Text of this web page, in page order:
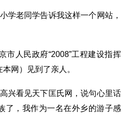
学老同学告诉我这样一个网站，
市人民政府“2008”工程建设指挥
网）见到了亲人。
兴看见天下匡氏网，说句心里话
了，我作为一名在外乡的游子感